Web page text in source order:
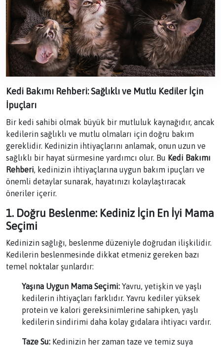
Kedi Bakımı Rehberi: Sağlıklı ve Mutlu Kediler İçin
İpuçları
Bir kedi sahibi olmak büyük bir mutluluk kaynağıdır, ancak
kedilerin sağlıklı ve mutlu olmaları için doğru bakım
gereklidir. Kedinizin ihtiyaçlarını anlamak, onun uzun ve
sağlıklı bir hayat sürmesine yardımcı olur. Bu Kedi Bakımı
Rehberi, kedinizin ihtiyaçlarına uygun bakım ipuçları ve
önemli detaylar sunarak, hayatınızı kolaylaştıracak
öneriler içerir.
1. Doğru Beslenme: Kediniz İçin En İyi Mama
Seçimi
Kedinizin sağlığı, beslenme düzeniyle doğrudan ilişkilidir.
Kedilerin beslenmesinde dikkat etmeniz gereken bazı
temel noktalar şunlardır:
Yaşına Uygun Mama Seçimi: Yavru, yetişkin ve yaşlı
kedilerin ihtiyaçları farklıdır. Yavru kediler yüksek
protein ve kalori gereksinimlerine sahipken, yaşlı
kedilerin sindirimi daha kolay gıdalara ihtiyacı vardır.
Taze Su: Kedinizin her zaman taze ve temiz suya